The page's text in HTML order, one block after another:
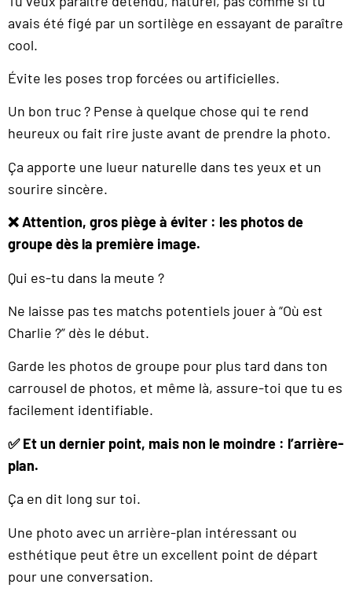
avais été figé par un sortilège en essayant de paraître
cool.
Évite les poses trop forcées ou artificielles.
Un bon truc ? Pense à quelque chose qui te rend
heureux ou fait rire juste avant de prendre la photo.
Ça apporte une lueur naturelle dans tes yeux et un
sourire sincère.
❌ Attention, gros piège à éviter : les photos de
groupe dès la première image.
Qui es-tu dans la meute ?
Ne laisse pas tes matchs potentiels jouer à “Où est
Charlie ?” dès le début.
Garde les photos de groupe pour plus tard dans ton
carrousel de photos, et même là, assure-toi que tu es
facilement identifiable.
✅ Et un dernier point, mais non le moindre : l’arrière-
plan.
Ça en dit long sur toi.
Une photo avec un arrière-plan intéressant ou
esthétique peut être un excellent point de départ
pour une conversation.